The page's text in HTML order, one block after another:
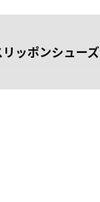
ッポンシューズ